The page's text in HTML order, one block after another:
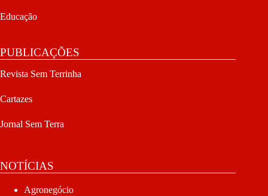
Educação
PUBLICAÇÕES
Revista Sem Terrinha
Cartazes
Jornal Sem Terra
NOTÍCIAS
Agronegócio